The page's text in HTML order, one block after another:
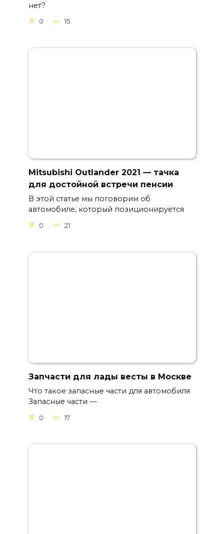
нет?
0 15
Mitsubishi Outlander 2021 — тачка
для достойной встречи пенсии
В этой статье мы поговорим об
автомобиле, который позиционируется
0 21
Запчасти для лады весты в Москве
Что такое запасные части для автомобиля
Запасные части —
0 17